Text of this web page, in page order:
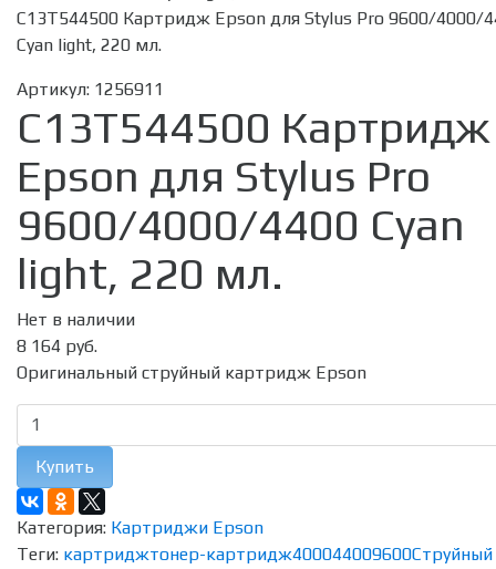
C13T544500 Картридж Epson для Stylus Pro 9600/4000/
Cyan light, 220 мл.
Артикул: 1256911
C13T544500 Картридж
Epson для Stylus Pro
9600/4000/4400 Cyan
light, 220 мл.
Нет в наличии
8 164 руб.
Оригинальный струйный картридж Epson
Купить
Категория: Картриджи Epson
Теги: картриджтонер-картридж400044009600Струйный